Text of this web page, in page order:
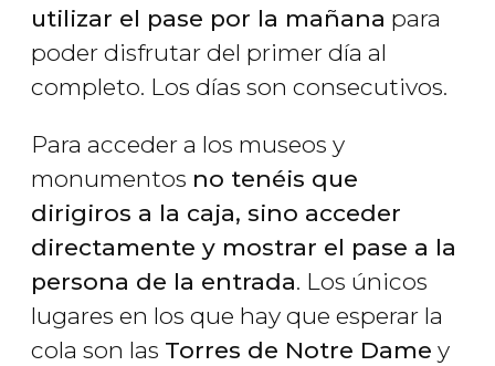
utilizar el pase por la mañana para
poder disfrutar del primer día al
completo. Los días son consecutivos.
Para acceder a los museos y
monumentos no tenéis que
dirigiros a la caja, sino acceder
directamente y mostrar el pase a la
persona de la entrada. Los únicos
lugares en los que hay que esperar la
cola son las Torres de Notre Dame y